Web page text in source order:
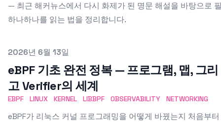
— 최근 해커뉴스에서 다시 화제가 된 명문 해설을 바탕으로
하나하나를 읽는 법을 정리합니다.
Published on
2026년 6월 13일
eBPF 기초 완전 정복 — 프로그램, 맵, 그리
고 Verifier의 세계
EBPF LINUX KERNEL LIBBPF OBSERVABILITY NETWORKING
eBPF가 리눅스 커널 프로그래밍을 어떻게 바꿨는지 처음부